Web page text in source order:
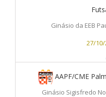
Ginásio da EEB
27/10/
AAPF/CME
Ginásio Sigisfredo